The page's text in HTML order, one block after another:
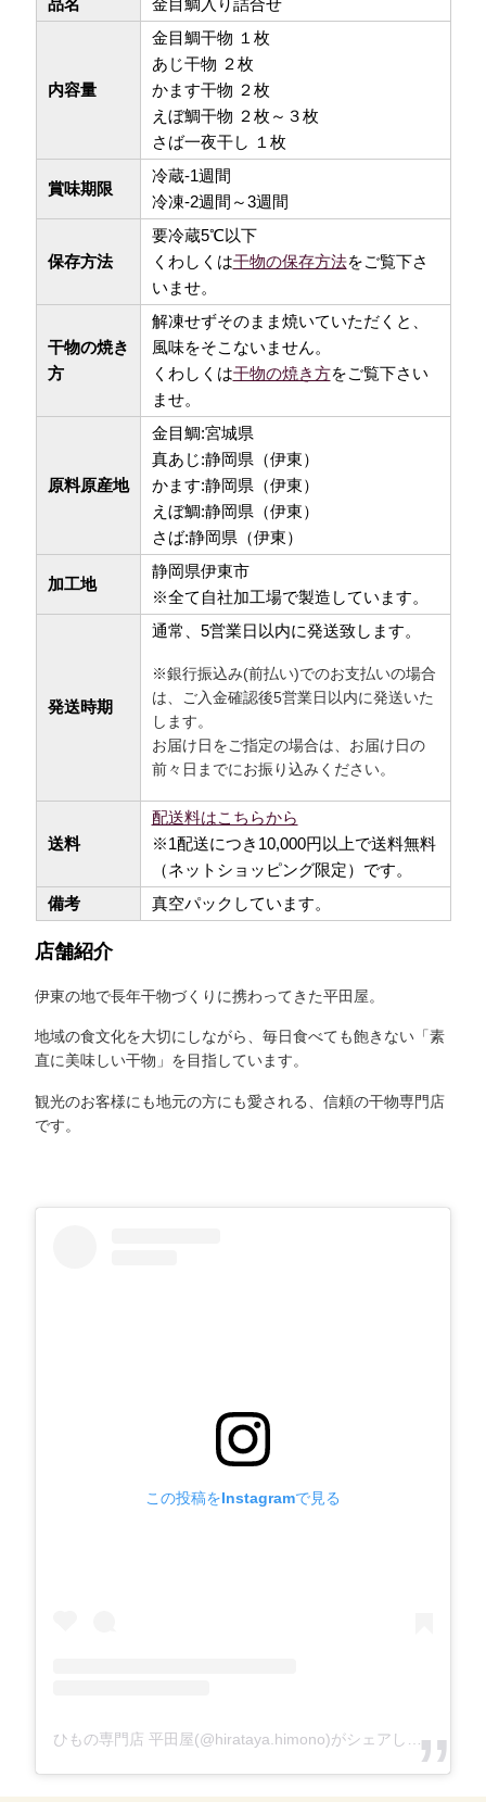
品名 金目鯛入り詰合せ
内容量
金目鯛干物 １枚
あじ干物 ２枚
かます干物 ２枚
えぼ鯛干物 ２枚～３枚
さば一夜干し １枚
賞味期限
冷蔵-1週間
冷凍-2週間～3週間
保存方法
要冷蔵5℃以下
くわしくは干物の保存方法をご覧下さ
いませ。
干物の焼き
方
解凍せずそのまま焼いていただくと、
風味をそこないません。
くわしくは干物の焼き方をご覧下さい
ませ。
原料原産地
金目鯛:宮城県
真あじ:静岡県（伊東）
かます:静岡県（伊東）
えぼ鯛:静岡県（伊東）
さば:静岡県（伊東）
加工地
静岡県伊東市
※全て自社加工場で製造しています。
発送時期
通常、5営業日以内に発送致します。
※銀行振込み(前払い)でのお支払いの場合
は、ご入金確認後5営業日以内に発送いた
します。
お届け日をご指定の場合は、お届け日の
前々日までにお振り込みください。
送料
配送料はこちらから
※1配送につき10,000円以上で送料無料
（ネットショッピング限定）です。
備考
真空パックしています。
店舗紹介
伊東の地で長年干物づくりに携わってきた平田屋。
地域の食文化を大切にしながら、毎日食べても飽きない「素
直に美味しい干物」を目指しています。
観光のお客様にも地元の方にも愛される、信頼の干物専門店
です。
この投稿をInstagramで見る
ひもの専門店 平田屋(@hirataya.himono)がシェアした投稿